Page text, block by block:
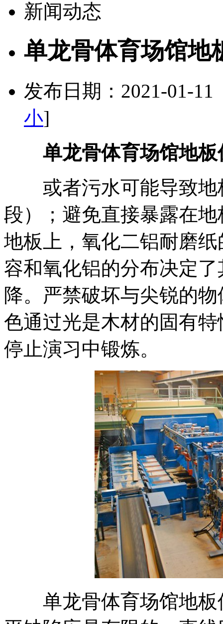
新闻动态
单龙骨体育场馆地
发布日期：2021-01-
小]
单龙骨体育场馆地
或者污水可能导致地
段）；避免直接暴露在
地板上，氧化二铝耐磨
容和氧化铝的分布决定
降。严禁破坏与尖锐的
色通过光是木材的固有
停止演习中锻炼。
单龙骨体育场馆地板